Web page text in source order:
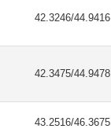
42.3246/44.9416
42.3475/44.9478
43.2516/46.3675